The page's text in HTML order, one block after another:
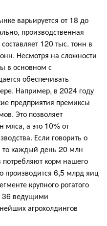
варьируется от 18 до
производственная
120 тыс. тонн в
Несмотря на сложности
в основном с
обеспечивать
Например, в 2024 году
предприятия премиксы
Это позволяет
мяса, а это 10% от
Если говорить о
то каждый день 20 млн
корм нашего
производится 6,5 млрд яиц
крупного рогатого
36 ведущими
агрохолдингов